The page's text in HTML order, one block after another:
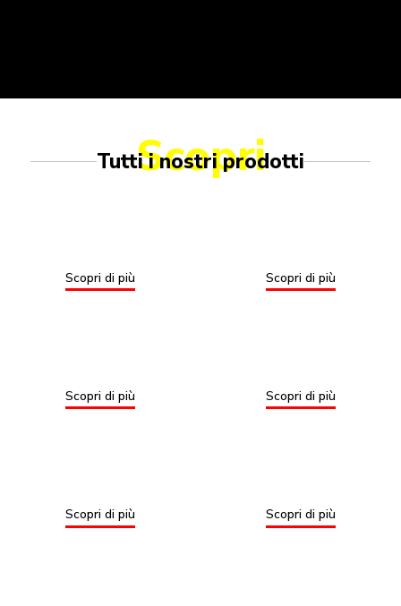
Scopri
Tutti i nostri prodotti
Scopri di più Scopri di più
Scopri di più Scopri di più
Scopri di più Scopri di più